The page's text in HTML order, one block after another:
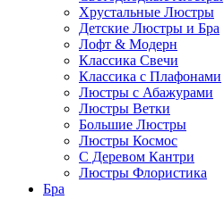
Хрустальные Люстры
Детские Люстры и Бра
Лофт & Модерн
Классика Свечи
Классика с Плафонами
Люстры с Абажурами
Люстры Ветки
Большие Люстры
Люстры Космос
С Деревом Кантри
Люстры Флористика
Бра